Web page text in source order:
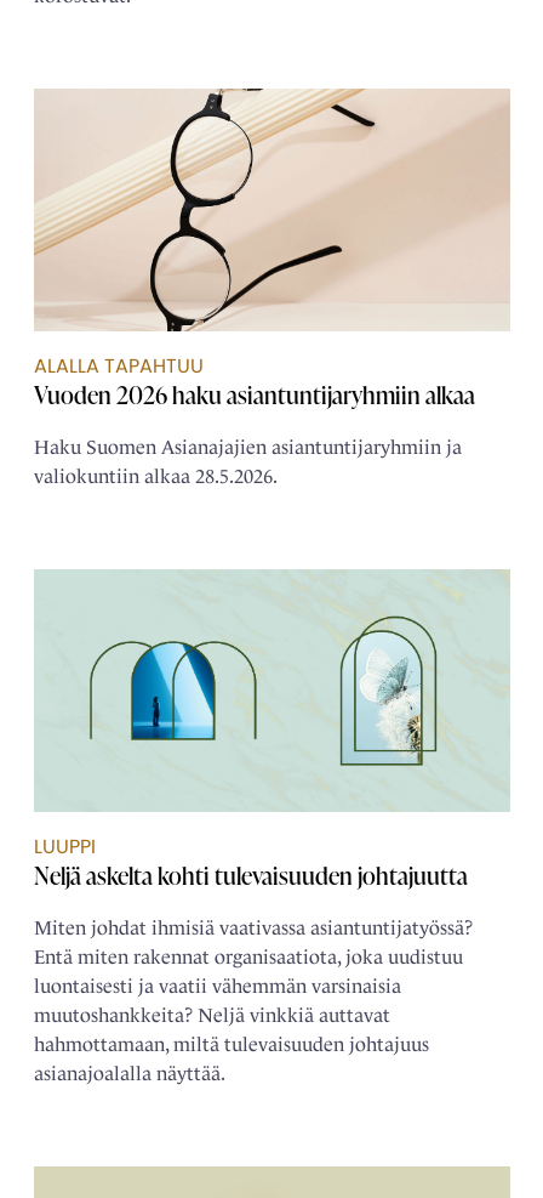
ALALLA TAPAHTUU
Vuoden 2026 haku asiantuntijaryhmiin alkaa
Haku Suomen Asianajajien asiantuntijaryhmiin ja
valiokuntiin alkaa 28.5.2026.
LUUPPI
Neljä askelta kohti tulevaisuuden johtajuutta
Miten johdat ihmisiä vaativassa asiantuntijatyössä?
Entä miten rakennat organisaatiota, joka uudistuu
luontaisesti ja vaatii vähemmän varsinaisia
muutoshankkeita? Neljä vinkkiä auttavat
hahmottamaan, miltä tulevaisuuden johtajuus
asianajoalalla näyttää.